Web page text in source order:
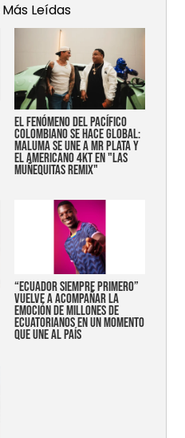
Más Leídas
EL FENÓMENO DEL PACÍFICO
COLOMBIANO SE HACE GLOBAL:
MALUMA SE UNE A MR PLATA Y
EL AMERICANO 4KT EN "LAS
MUÑEQUITAS REMIX"
“Ecuador siempre primero”
vuelve a acompañar la
emoción de millones de
ecuatorianos en un momento
que une al país